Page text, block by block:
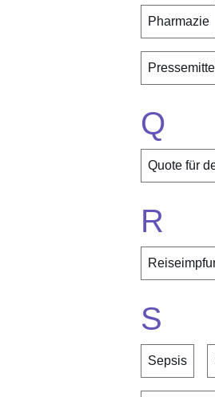
Pharmazie
Q
Quote für
R
S
Sepsis